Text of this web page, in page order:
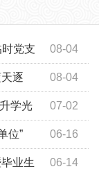
08-04
党支
08-04
逐
07-02
学光
06-16
位”
06-14
业生